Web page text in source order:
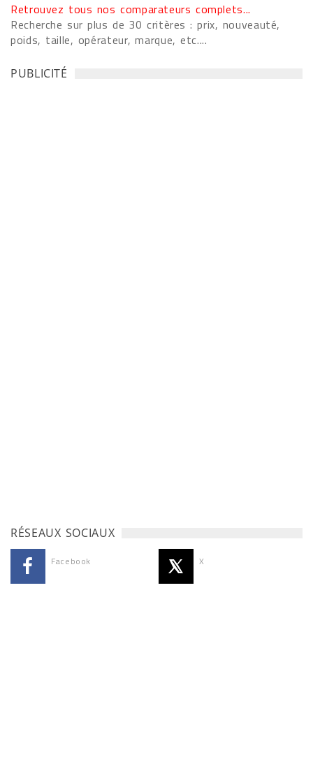
Retrouvez tous nos comparateurs complets...
Recherche sur plus de 30 critères : prix, nouveauté,
poids, taille, opérateur, marque, etc....
PUBLICITÉ
RÉSEAUX SOCIAUX
Facebook X